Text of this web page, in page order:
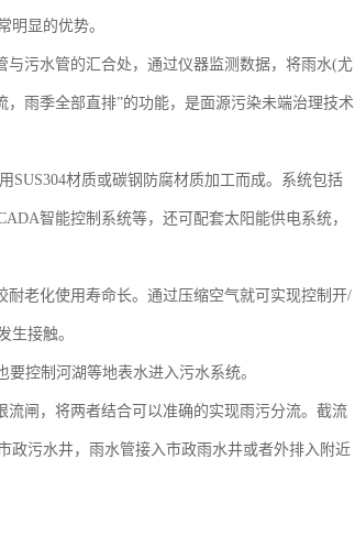
明显的优势。
污水管的汇合处，通过仪器监测数据，将雨水(尤
雨季全部直排”的功能，是面源污染未端治理技术
SUS304材质或碳钢防腐材质加工而成。系统包括
智能控制系统等，还可配套太阳能供电系统，
老化使用寿命长。通过压缩空气就可实现控制开/
生接触。
控制河湖等地表水进入污水系统。
闸，将两者结合可以准确的实现雨污分流。截流
政污水井，雨水管接入市政雨水井或者外排入附近